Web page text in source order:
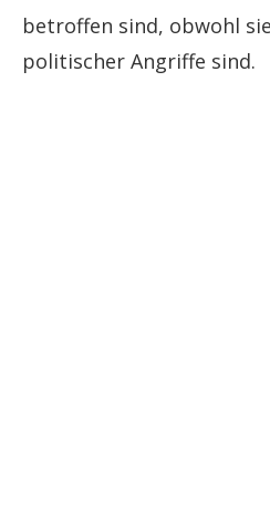
betroffen sind, obwohl
politischer Angriffe sind.